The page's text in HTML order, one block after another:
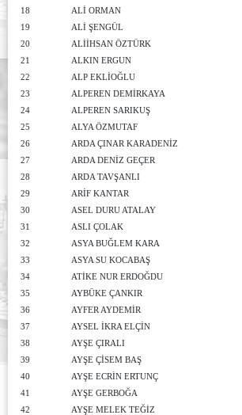
18
ALİ ORMAN
19
ALİ ŞENGÜL
20
ALİİHSAN ÖZTÜRK
21
ALKIN ERGUN
22
ALP EKLİOĞLU
23
ALPEREN DEMİRKAYA
24
ALPEREN SARIKUŞ
25
ALYA ÖZMUTAF
26
ARDA ÇINAR KARADENİZ
27
ARDA DENİZ GEÇER
28
ARDA TAVŞANLI
29
ARİF KANTAR
30
ASEL DURU ATALAY
31
ASLI ÇOLAK
32
ASYA BUĞLEM KARA
33
ASYA SU KOCABAŞ
34
ATİKE NUR ERDOĞDU
35
AYBÜKE ÇANKIR
36
AYFER AYDEMİR
37
AYSEL İKRA ELÇİN
38
AYŞE ÇIRALI
39
AYŞE ÇİSEM BAŞ
40
AYŞE ECRİN ERTUNÇ
41
AYŞE GERBOĞA
42
AYŞE MELEK TEĞİZ